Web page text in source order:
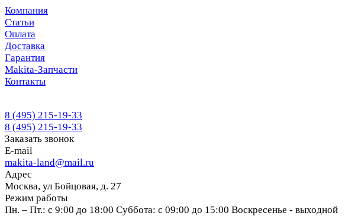
Компания
Статьи
Оплата
Доставка
Гарантия
Makita-Запчасти
Контакты
8 (495) 215-19-33
8 (495) 215-19-33
Заказать звонок
E-mail
makita-land@mail.ru
Адрес
Москва, ул Бойцовая, д. 27
Режим работы
Пн. – Пт.: с 9:00 до 18:00 Суббота: с 09:00 до 15:00 Воскресенье - выходной